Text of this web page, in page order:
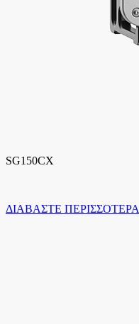
SG150CX
ΔΙΑΒΑΣΤΕ ΠΕΡΙΣΣΟΤΕΡΑ